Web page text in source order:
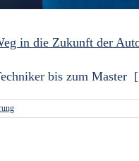
in die Zukunft der
bis zum Master